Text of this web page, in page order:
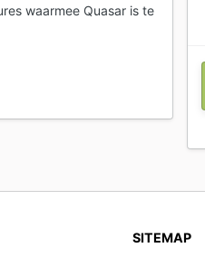
waarmee Quasar is te
SITEMAP